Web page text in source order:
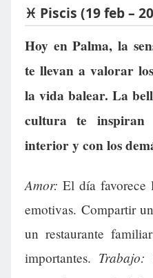
♓ Piscis (19 feb –
Hoy en Palma, la
te llevan a valorar
la vida balear. La
cultura te
interior y con los
Amor: El día favorece
emotivas. Compartir
un restaurante
importantes. Trabajo: